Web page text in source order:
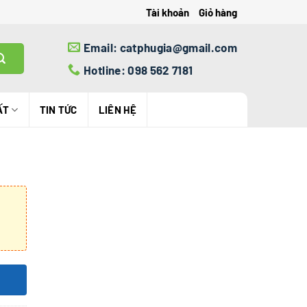
Tài khoản Giỏ hàng
Email: catphugia@gmail.com
Hotline: 098 562 7181
TIN TỨC LIÊN HỆ